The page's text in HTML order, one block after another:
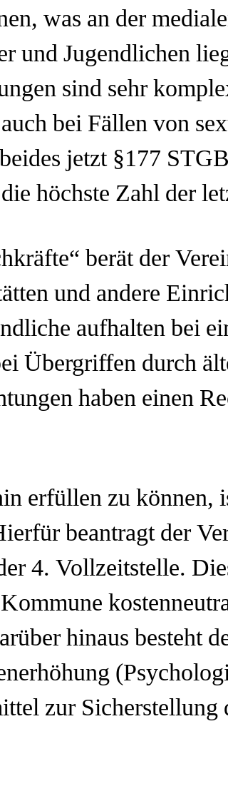
was an der
und Jugendlichen
sind sehr
bei Fällen von
jetzt §177
höchste Zahl der
berät der
und andere
aufhalten bei
Übergriffen durch
haben einen
erfüllen zu können,
beantragt der
4. Vollzeitstelle.
hinaus besteht
zur Sicherstellung